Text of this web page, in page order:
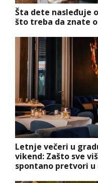
Šta dete nasleđuje
što treba da znate
Letnje večeri u
vikend: Zašto sve
spontano pretvori u